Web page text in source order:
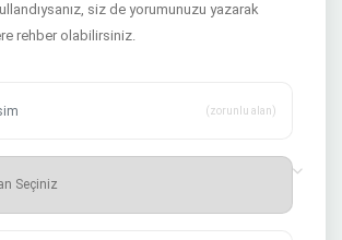
siz de yorumunuzu yazarak
rehber olabilirsiniz.
(zorunlu alan)